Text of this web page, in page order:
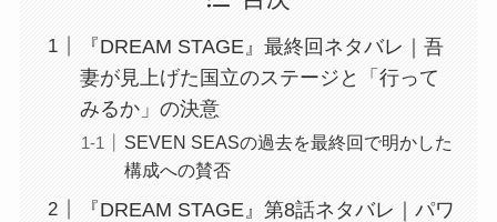
『DREAM STAGE』最終回ネタバレ｜吾
妻が見上げた国立のステージと「行って
みるか」の決意
SEVEN SEASの過去を最終回で明かした
構成への賛否
『DREAM STAGE』第8話ネタバレ｜パワ